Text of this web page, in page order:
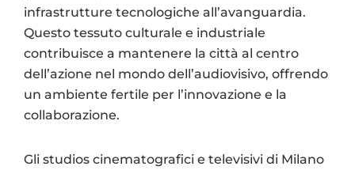
infrastrutture tecnologiche all’avanguardia.
Questo tessuto culturale e industriale
contribuisce a mantenere la città al centro
dell’azione nel mondo dell’audiovisivo, offrendo
un ambiente fertile per l’innovazione e la
collaborazione.
Gli studios cinematografici e televisivi di Milano